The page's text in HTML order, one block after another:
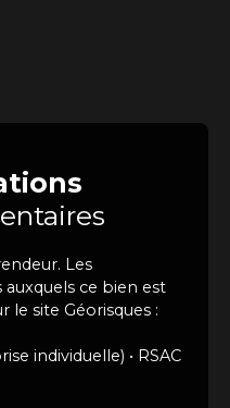
Les
ce bien est
le site Géorisques :
individuelle) • RSAC